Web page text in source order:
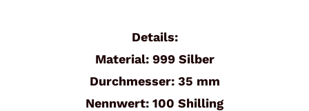
Details:
Material: 999 Silber
Durchmesser: 35 mm
Nennwert: 100 Shilling